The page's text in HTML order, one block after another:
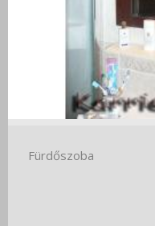
Fürdőszoba